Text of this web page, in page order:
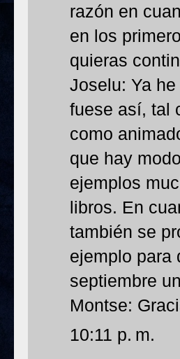
razón en
en los
quieras
Joselu: Ya
fuese así, tal
como
que hay
ejemplos
libros. En
también se
ejemplo para
septiembre
Montse:
10:11 p. m.